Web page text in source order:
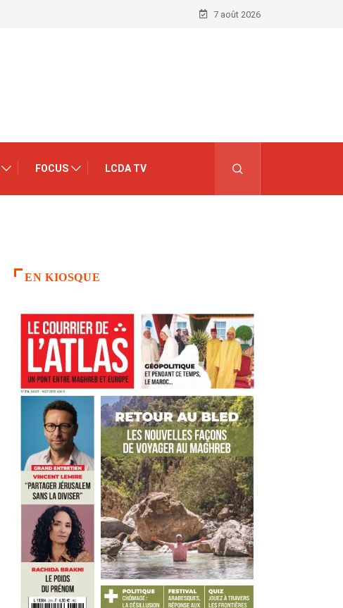
7 août 2026
FOCUS LCDA TV
EN KIOSQUE